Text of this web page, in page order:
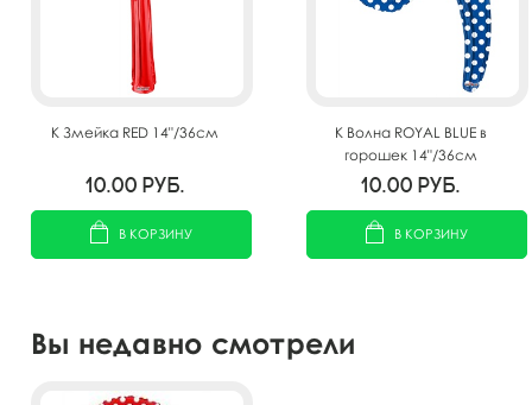
K Змейка RED 14"/36см
10.00 руб.
В КОРЗИНУ
K Волна ROYAL BLUE в
горошек 14"/36см
10.00 руб.
В КОРЗИНУ
Вы недавно смотрели